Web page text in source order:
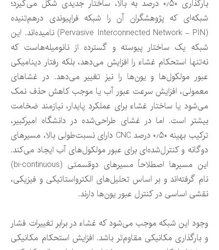
بارگذاری ۰٫۵۰ درصد به بالا، ساختار جدیدی شکل می‌گیرد؛
شبکه‌ای که پژوهشگران آن را شبکه فراپیوندی درهم‌تنیده
(Pervasive Interconnected Network – PIN) نامیده‌اند. این
شبکه یک ساختار پیوسته و گسترده از نانومیله‌هاست که
نه‌تنها استحکام غشاء را افزایش می‌دهد، بلکه رفتار دینامیکی
عبور مولکول‌ها و یون‌ها را نیز تغییر می‌دهد. در غشاهای
معمولی، افزایش سرعت عبور آب یا موجب کاهش حذف نمک
می‌شود یا ساختار غشاء برای عملکرد پایدار، نیازمند ضخامت
بیشتر است. اما در غشای طراحی‌شده در دانشگاه امیرکبیر،
ترکیب بهینه ۰٫۵۰ درصد CNC دارای نسبت‌طولی بالا، مسیرهای
دوگانه و کنترل‌شده‌ای برای عبور مولکول‌های آب ایجاد می‌کند.
این مسیرها اصطلاحاً مسیرهای دوقسمتی (bi-continuous)
نام گرفته‌اند و بر اساس تحلیل‌های الکترواستاتیکی و فیزیکی،
نقشی اساسی در کنترل عبور یون‌ها دارند.
وجود این شبکه موجب می‌شود که غشاء در برابر تغییرات فشار
و بارگذاری مکانیکی مقاوم‌تر باشد. افزایش استحکام مکانیکی